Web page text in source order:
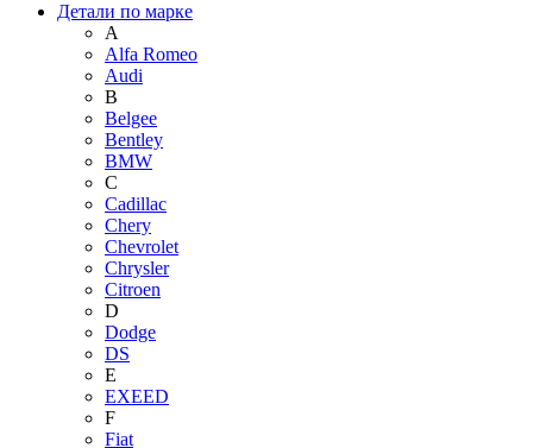
Детали по марке
A
Alfa Romeo
Audi
B
Belgee
Bentley
BMW
C
Cadillac
Chery
Chevrolet
Chrysler
Citroen
D
Dodge
DS
E
EXEED
F
Fiat